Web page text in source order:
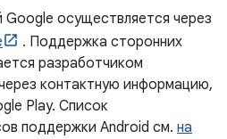
осуществляется через
. Поддержка сторонних
разработчиком
контактную информацию,
Play. Список
поддержки Android см. на